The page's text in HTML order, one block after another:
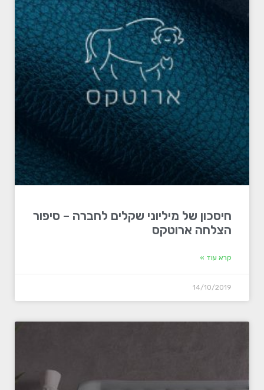
חיסכון של מיליוני שקלים לחברה – סיפור
הצלחה ארוטקס
קרא עוד »
14/10/2019